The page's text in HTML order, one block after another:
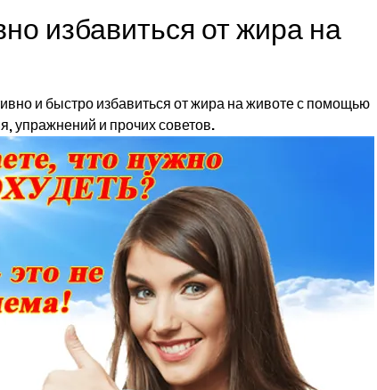
избавиться от жира на
и быстро избавиться от жира на животе с помощью
упражнений и прочих советов.